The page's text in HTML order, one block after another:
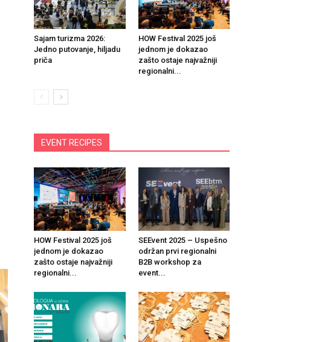
Sajam turizma 2026:
Jedno putovanje, hiljadu
priča
HOW Festival 2025 još
jednom je dokazao
zašto ostaje najvažniji
regionalni...
EVENT RECIPES
HOW Festival 2025 još
jednom je dokazao
zašto ostaje najvažniji
regionalni...
SEEvent 2025 – Uspešno
održan prvi regionalni
B2B workshop za
event...